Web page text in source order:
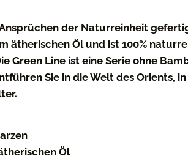
der Naturreinheit
ätherischen Öl und ist 100%
Green Line ist eine Serie ohne
Sie in die Welt des Orients,
Öl